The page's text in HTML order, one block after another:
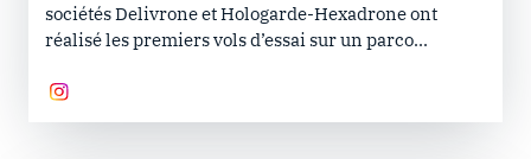
sociétés Delivrone et Hologarde-Hexadrone ont
réalisé les premiers vols d’essai sur un parco...